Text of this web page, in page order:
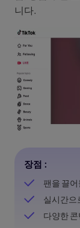
니다.
장점 :
팬을 끌
실시간으
다양한